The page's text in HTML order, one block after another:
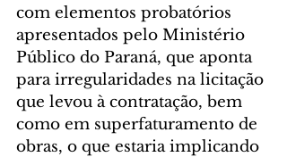
com elementos probatórios
apresentados pelo Ministério
Público do Paraná, que aponta
para irregularidades na licitação
que levou à contratação, bem
como em superfaturamento de
obras, o que estaria implicando